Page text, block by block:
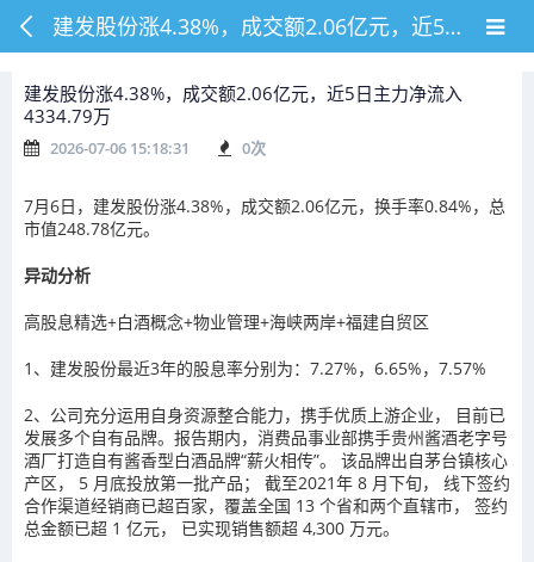
建发股份涨4.38%，成交额2.06亿元，近5日主力净流入4334.79万
建发股份涨4.38%，成交额2.06亿元，近5日主力净流入
4334.79万
2026-07-06 15:18:31 0次
7月6日，建发股份涨4.38%，成交额2.06亿元，换手率0.84%，总
市值248.78亿元。
异动分析
高股息精选+白酒概念+物业管理+海峡两岸+福建自贸区
1、建发股份最近3年的股息率分别为：7.27%，6.65%，7.57%
2、公司充分运用自身资源整合能力，携手优质上游企业， 目前已
发展多个自有品牌。报告期内，消费品事业部携手贵州酱酒老字号
酒厂打造自有酱香型白酒品牌“薪火相传”。 该品牌出自茅台镇核心
产区， 5 月底投放第一批产品； 截至2021年 8 月下旬， 线下签约
合作渠道经销商已超百家，覆盖全国 13 个省和两个直辖市， 签约
总金额已超 1 亿元， 已实现销售额超 4,300 万元。